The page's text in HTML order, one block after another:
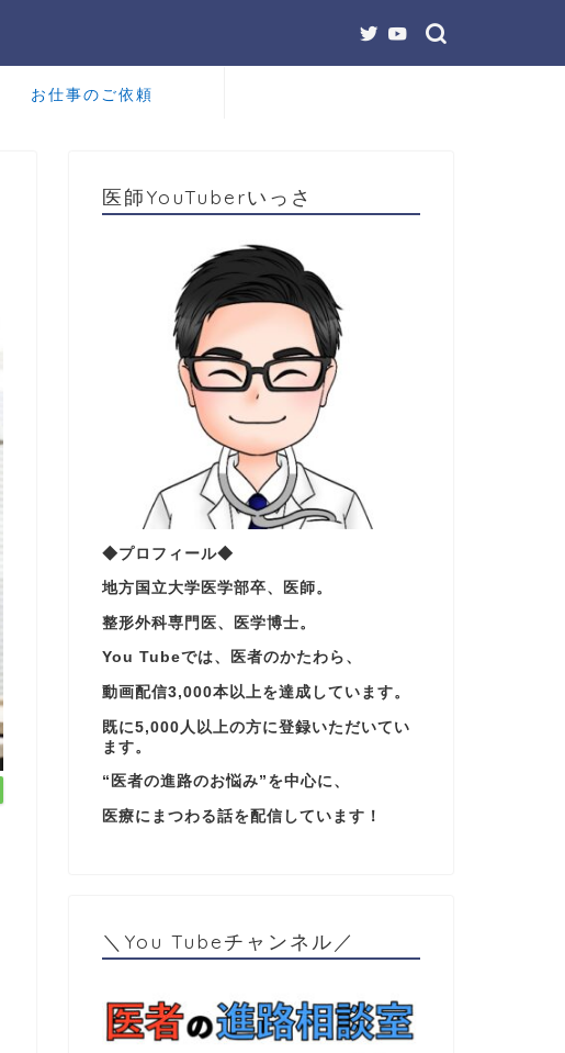
お仕事のご依頼
医師YouTuberいっさ
◆プロフィール◆
地方国立大学医学部卒、医師。
整形外科専門医、医学博士。
You Tubeでは、医者のかたわら、
動画配信3,000本以上を達成しています。
既に5,000人以上の方に登録いただいてい
ます。
“医者の進路のお悩み”を中心に、
医療にまつわる話を配信しています！
＼You Tubeチャンネル／